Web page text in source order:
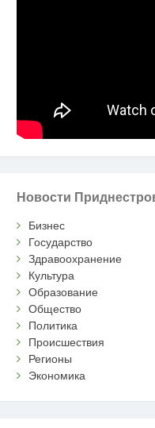
Новости
Бизнес
Государство
Здравоохранение
Культура
Образование
Общество
Политика
Происшествия
Регионы
Экономика